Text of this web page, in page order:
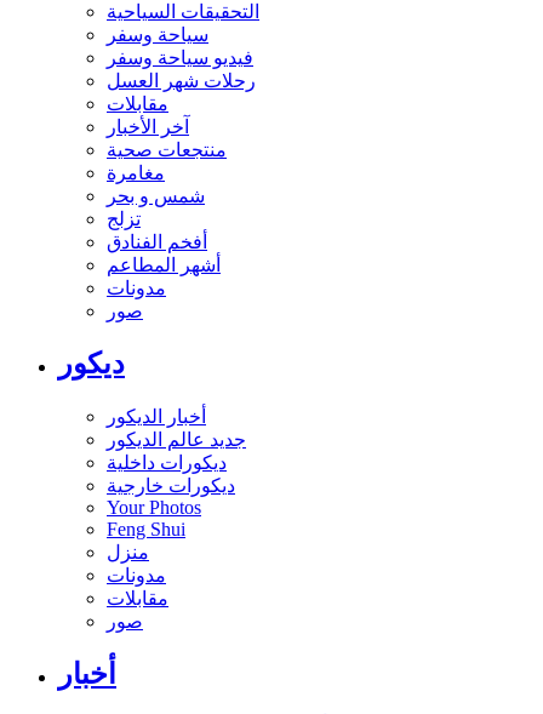
التحقيقات السياحية
سياحة وسفر
فيديو سياحة وسفر
رحلات شهر العسل
مقابلات
آخر الأخبار
منتجعات صحية
مغامرة
شمس و بحر
تزلج
أفخم الفنادق
أشهر المطاعم
مدونات
صور
ديكور
أخبار الديكور
جديد عالم الديكور
ديكورات داخلية
ديكورات خارجية
Your Photos
Feng Shui
منزل
مدونات
مقابلات
صور
أخبار